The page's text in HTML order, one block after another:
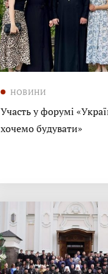
НОВИНИ
Участь у форумі
хочемо будувати»